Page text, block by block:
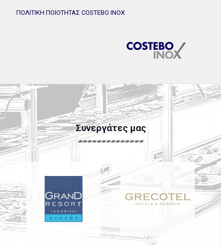
ΠΟΛΙΤΙΚΗ ΠΟΙΟΤΗΤΑΣ COSTEBO INOX
Συνεργάτες μας